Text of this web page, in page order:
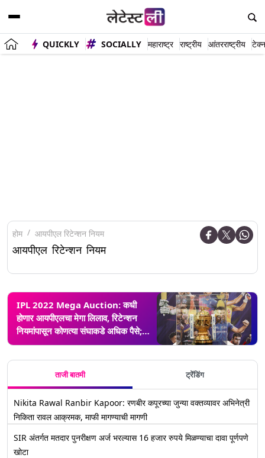
QUICKLY SOCIALLY महाराष्ट्र राष्ट्रीय आंतरराष्ट्रीय
होम आयपीएल रिटेन्शन नियम
आयपीएल रिटेन्शन नियम
IPL 2022 Mega Auction: कधी
होणार आयपीएलचा मेगा लिलाव, रिटेन्शन
नियमांपासून कोणत्या संघाकडे अधिक पैसे;
जाणून घ्या
ताजी बातमी ट्रेंडिंग
Nikita Rawal Ranbir Kapoor: रणबीर कपूरच्या जुन्या वक्तव्यावर अभिनेत्री
निकिता रावल आक्रमक, माफी मागण्याची मागणी
SIR अंतर्गत मतदार पुनरीक्षण अर्ज भरल्यास 16 हजार रुपये मिळण्याचा दावा पूर्णपणे
खोटा